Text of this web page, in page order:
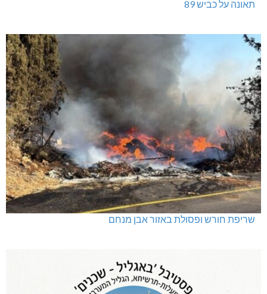
תאונה על כביש 89
שריפת חורש ופסולת באזור אבן מנחם